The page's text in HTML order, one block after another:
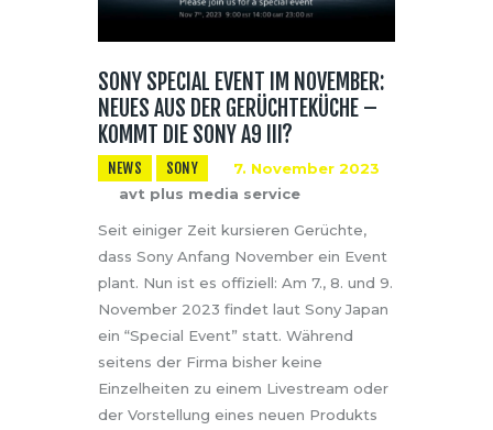
SONY SPECIAL EVENT IM NOVEMBER:
NEUES AUS DER GERÜCHTEKÜCHE –
KOMMT DIE SONY A9 III?
NEWS SONY
7. November 2023
avt plus media service
Seit einiger Zeit kursieren Gerüchte,
dass Sony Anfang November ein Event
plant. Nun ist es offiziell: Am 7., 8. und 9.
November 2023 findet laut Sony Japan
ein “Special Event” statt. Während
seitens der Firma bisher keine
Einzelheiten zu einem Livestream oder
der Vorstellung eines neuen Produkts